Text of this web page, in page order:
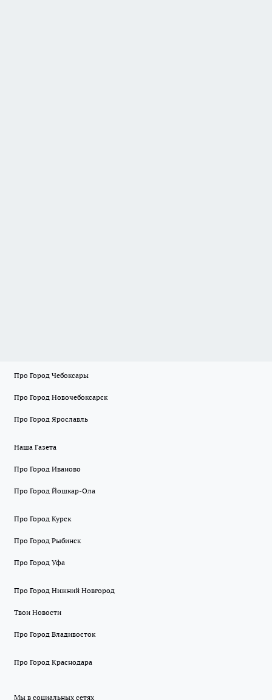
Про Город Чебоксары
Про Город Новочебоксарск
Про Город Ярославль
Наша Газета
Про Город Иваново
Про Город Йошкар-Ола
Про Город Курск
Про Город Рыбинск
Про Город Уфа
Про Город Нижний Новгород
Твои Новости
Про Город Владивосток
Про Город Краснодара
Мы в социальных сетях